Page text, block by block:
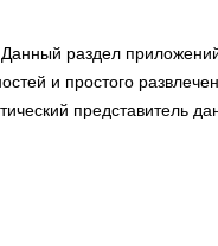
Данный раздел
и простого
представитель